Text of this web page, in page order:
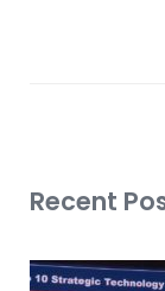
Recent